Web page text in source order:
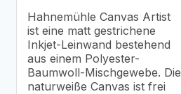
Hahnemühle Canvas Artist
ist eine matt gestrichene
Inkjet-Leinwand bestehend
aus einem Polyester-
Baumwoll-Mischgewebe. Die
naturweiße Canvas ist frei